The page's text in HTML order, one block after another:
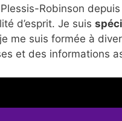
Robinson
d’esprit. Je suis
me suis formée à
et des informations